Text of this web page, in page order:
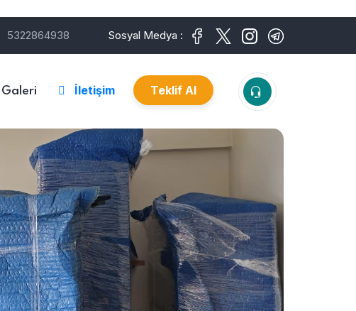
5322864938 Sosyal Medya :
Galeri İletişim Teklif Al